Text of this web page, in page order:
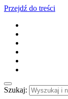
Przejdź do treści
Szukaj: